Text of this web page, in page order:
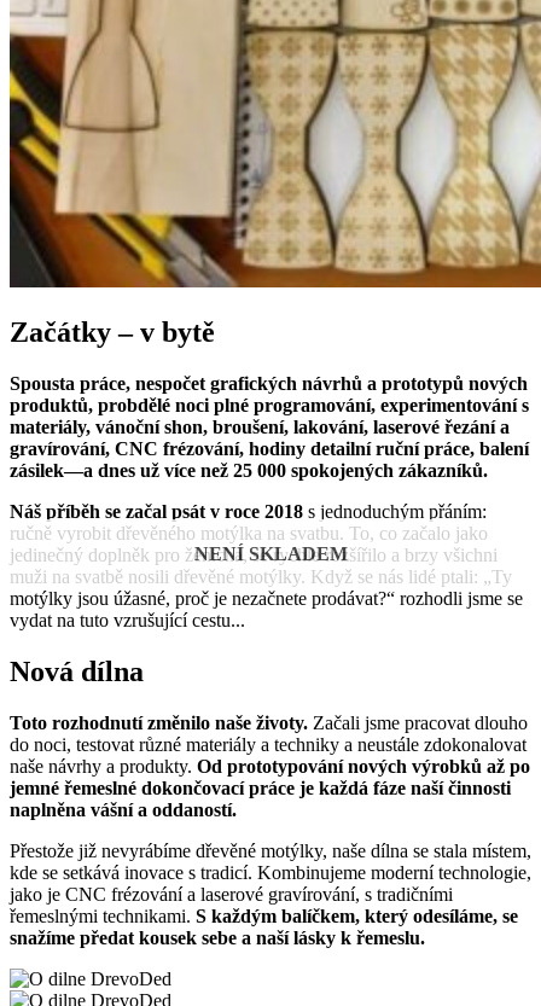
Začátky – v bytě
Spousta práce, nespočet grafických návrhů a prototypů nových
produktů, probdělé noci plné programování, experimentování s
materiály, vánoční shon, broušení, lakování, laserové řezání a
gravírování, CNC frézování, hodiny detailní ruční práce, balení
zásilek—a dnes už více než 25 000 spokojených zákazníků.
Náš příběh se začal psát v roce 2018 s jednoduchým přáním:
ručně vyrobit dřevěného motýlka na svatbu. To, co začalo jako
jedinečný doplněk pro ženicha, se rychle rozšířilo a brzy všichni
muži na svatbě nosili dřevěné motýlky. Když se nás lidé ptali: „Ty
motýlky jsou úžasné, proč je nezačnete prodávat?“ rozhodli jsme se
vydat na tuto vzrušující cestu...
Nová dílna
Toto rozhodnutí změnilo naše životy. Začali jsme pracovat dlouho
do noci, testovat různé materiály a techniky a neustále zdokonalovat
naše návrhy a produkty. Od prototypování nových výrobků až po
jemné řemeslné dokončovací práce je každá fáze naší činnosti
naplněna vášní a oddaností.
Přestože již nevyrábíme dřevěné motýlky, naše dílna se stala místem,
kde se setkává inovace s tradicí. Kombinujeme moderní technologie,
jako je CNC frézování a laserové gravírování, s tradičními
řemeslnými technikami. S každým balíčkem, který odesíláme, se
snažíme předat kousek sebe a naší lásky k řemeslu.
NENÍ SKLADEM